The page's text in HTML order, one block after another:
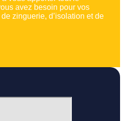
avez besoin pour vos
zinguerie, d’isolation et de